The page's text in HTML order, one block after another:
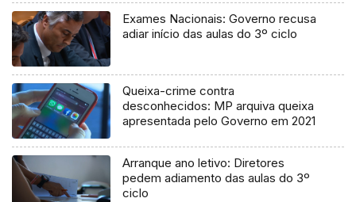
Exames Nacionais: Governo recusa
adiar início das aulas do 3º ciclo
Queixa-crime contra
desconhecidos: MP arquiva queixa
apresentada pelo Governo em 2021
Arranque ano letivo: Diretores
pedem adiamento das aulas do 3º
ciclo